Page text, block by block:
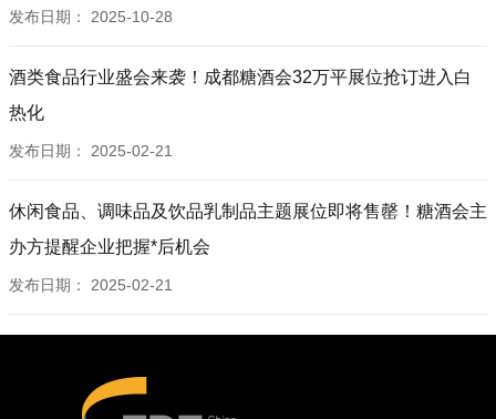
发布日期： 2025-10-28
酒类食品行业盛会来袭！成都糖酒会32万平展位抢订进入白
热化
发布日期： 2025-02-21
休闲食品、调味品及饮品乳制品主题展位即将售罄！糖酒会主
办方提醒企业把握*后机会
发布日期： 2025-02-21